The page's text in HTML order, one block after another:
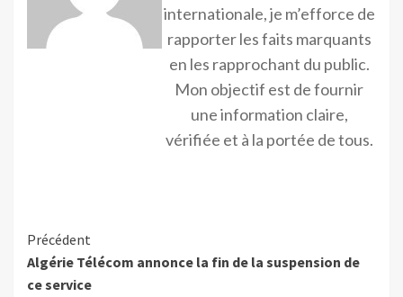
internationale, je m’efforce de
rapporter les faits marquants
en les rapprochant du public.
Mon objectif est de fournir
une information claire,
vérifiée et à la portée de tous.
Précédent
Algérie Télécom annonce la fin de la suspension de
ce service